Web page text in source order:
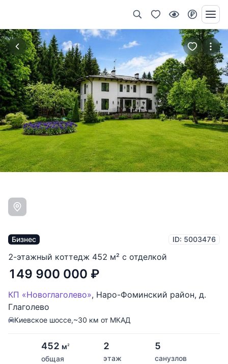
Бизнес ID: 5003476
2-этажный коттедж 452 м² с отделкой
149 900 000 ₽
КП «Новоглаголево», Наро-Фоминский район, д.
Глаголево
Киевское шоссе,~30 км от МКАД
452 м2
общая
2
этаж
5
санузлов